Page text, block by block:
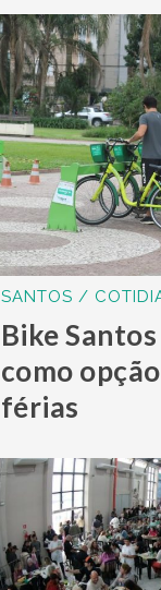
SANTOS /
Bike
como
férias